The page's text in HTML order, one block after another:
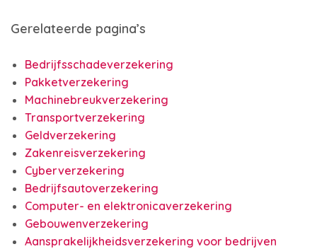
Gerelateerde pagina’s
Bedrijfsschadeverzekering
Pakketverzekering
Machinebreukverzekering
Transportverzekering
Geldverzekering
Zakenreisverzekering
Cyberverzekering
Bedrijfsautoverzekering
Computer- en elektronicaverzekering
Gebouwenverzekering
Aansprakelijkheidsverzekering voor bedrijven